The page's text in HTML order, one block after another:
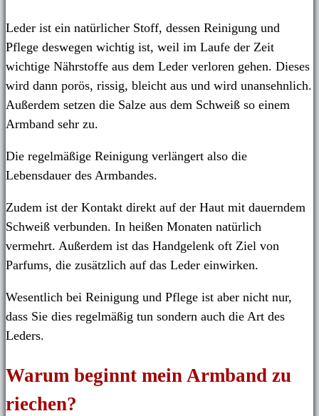
Leder ist ein natürlicher Stoff, dessen Reinigung und
Pflege deswegen wichtig ist, weil im Laufe der Zeit
wichtige Nährstoffe aus dem Leder verloren gehen. Dieses
wird dann porös, rissig, bleicht aus und wird unansehnlich.
Außerdem setzen die Salze aus dem Schweiß so einem
Armband sehr zu.
Die regelmäßige Reinigung verlängert also die
Lebensdauer des Armbandes.
Zudem ist der Kontakt direkt auf der Haut mit dauerndem
Schweiß verbunden. In heißen Monaten natürlich
vermehrt. Außerdem ist das Handgelenk oft Ziel von
Parfums, die zusätzlich auf das Leder einwirken.
Wesentlich bei Reinigung und Pflege ist aber nicht nur,
dass Sie dies regelmäßig tun sondern auch die Art des
Leders.
Warum beginnt mein Armband zu
riechen?